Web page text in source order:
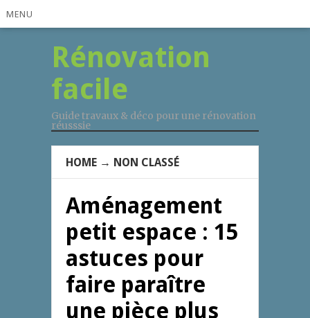
MENU
Rénovation
facile
Guide travaux & déco pour une rénovation
réusssie
HOME → NON CLASSÉ
Aménagement
petit espace : 15
astuces pour
faire paraître
une pièce plus